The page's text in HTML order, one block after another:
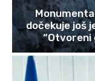
dočekuje još
“Otvoreni